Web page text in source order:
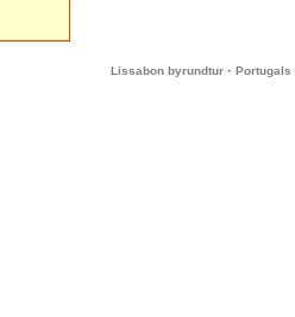
Lissabon byrundtur - Portugals